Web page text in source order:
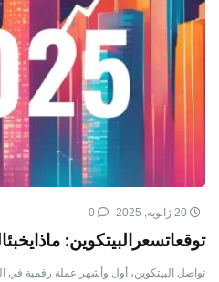
توقعاتسعرالبيتكوين:
تواصل البيتكوين، أول وأشهر عملة رقمية في